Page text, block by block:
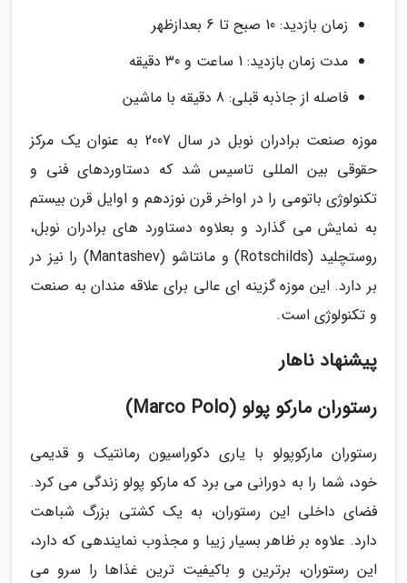
زمان بازدید: 10 صبح تا 6 بعدازظهر
مدت زمان بازدید: 1 ساعت و 30 دقیقه
فاصله از جاذبه قبلی: 8 دقیقه با ماشین
موزه صنعت برادران نوبل در سال 2007 به عنوان یک مرکز
حقوقی بین المللی تاسیس شد که دستاوردهای فنی و
تکنولوژی باتومی را در اواخر قرن نوزدهم و اوایل قرن بیستم
به نمایش می گذارد و بعلاوه دستاورد های برادران نوبل،
روستچلید (Rotschilds) و مانتاشو (Mantashev) را نیز در
بر دارد. این موزه گزینه ای عالی برای علاقه مندان به صنعت
و تکنولوژی است.
پیشنهاد ناهار
رستوران مارکو پولو (Marco Polo)
رستوران مارکوپولو با یاری دکوراسیون رمانتیک و قدیمی
خود، شما را به دورانی می برد که مارکو پولو زندگی می کرد.
فضای داخلی این رستوران، به یک کشتی بزرگ شباهت
دارد. علاوه بر ظاهر بسیار زیبا و مجذوب نمایندهی که دارد،
این رستوران، برترین و باکیفیت ترین غذاها را سرو می